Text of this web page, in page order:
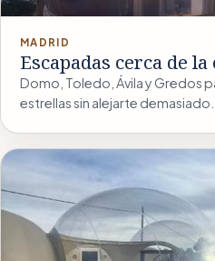
MADRID
Escapadas cerca de
Domo, Toledo, Ávila y Gredos
estrellas sin alejarte demasiado.